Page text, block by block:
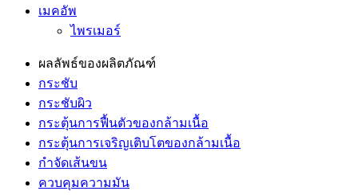
เมคอัพ
ไพรเมอร์
ผลลัพธ์ของผลิตภัณฑ์
กระชับ
กระชับผิว
กระตุ้นการฟื้นตัวของกล้ามเนื้อ
กระตุ้นการเจริญเติบโตของกล้ามเนื้อ
กำจัดเส้นขน
ควบคุมความมัน